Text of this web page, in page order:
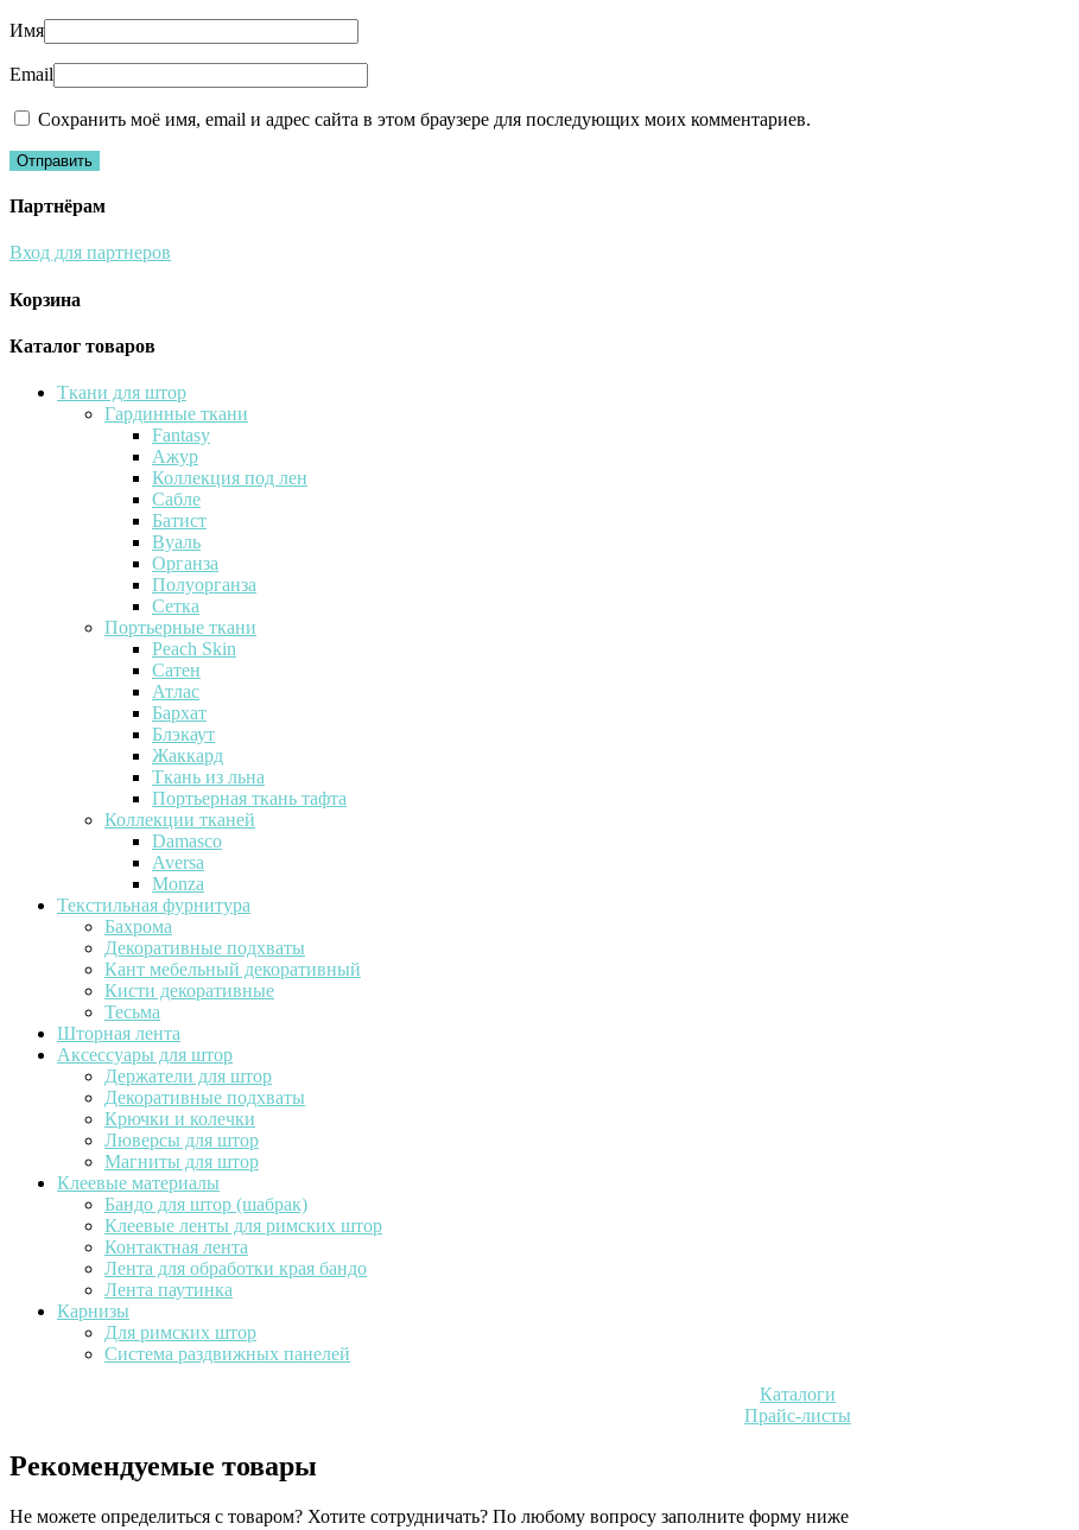
Имя
Email
Сохранить моё имя, email и адрес сайта в этом браузере для последующих моих комментариев.
Партнёрам
Вход для партнеров
Корзина
Каталог товаров
Ткани для штор
Гардинные ткани
Fantasy
Ажур
Коллекция под лен
Сабле
Батист
Вуаль
Органза
Полуорганза
Сетка
Портьерные ткани
Peach Skin
Сатен
Атлас
Бархат
Блэкаут
Жаккард
Ткань из льна
Портьерная ткань тафта
Коллекции тканей
Damasco
Aversa
Monza
Текстильная фурнитура
Бахрома
Декоративные подхваты
Кант мебельный декоративный
Кисти декоративные
Тесьма
Шторная лента
Аксессуары для штор
Держатели для штор
Декоративные подхваты
Крючки и колечки
Люверсы для штор
Магниты для штор
Клеевые материалы
Бандо для штор (шабрак)
Клеевые ленты для римских штор
Контактная лента
Лента для обработки края бандо
Лента паутинка
Карнизы
Для римских штор
Система раздвижных панелей
Каталоги
Прайс-листы
Рекомендуемые товары
Не можете определиться с товаром? Хотите сотрудничать? По любому вопросу заполните форму ниже